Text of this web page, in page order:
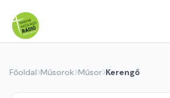
Főoldal Műsorok Műsor Kerengő